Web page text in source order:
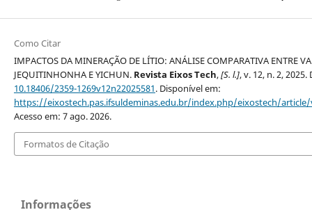
Como Citar
IMPACTOS DA MINERAÇÃO DE LÍTIO: ANÁLISE COMPARATIVA ENTRE
JEQUITINHONHA E YICHUN. Revista Eixos Tech,[S. l.], v. 12, n. 2, 2025.
10.18406/2359-1269v12n22025581. Disponível em:
https://eixostech.pas.ifsuldeminas.edu.br/index.php/eixostech/
Acesso em: 7 ago. 2026.
Formatos de Citação
Informações